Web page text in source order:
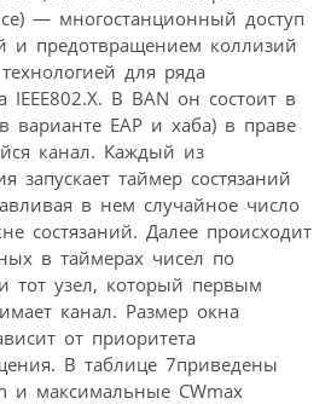
— многостанционный доступ
и предотвращением коллизий
для ряда
IEEE802.X. В BAN он состоит в
варианте ЕАР и хаба) в праве
канал. Каждый из
запускает таймер состязаний
в нем случайное число
состязаний. Далее происходит
в таймерах чисел по
тот узел, который первым
канал. Размер окна
от приоритета
В таблице 7приведены
и максимальные CWmax